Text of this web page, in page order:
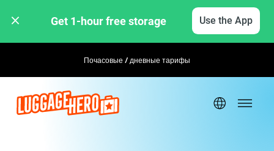
Get 1-hour free storage Use the App
Почасовые / дневные тарифы Гибкое бронирование